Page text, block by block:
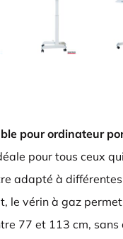
pour ordinateur
pour tous ceux
adapté à
le vérin à gaz
77 et 113 cm,